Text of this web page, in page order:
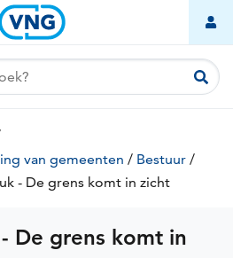
van gemeenten / Bestuur /
- De grens komt in zicht
De grens komt in